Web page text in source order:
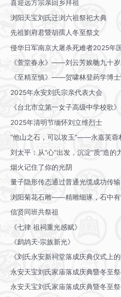
喜迎远方宗亲回乡拜祖
浏阳天宝刘氏迁浏六祖祭祀大典
先祖劉府君暨胡孺人冬至祭文
侵华日军南京大屠杀死难者2025年
《萱堂春永》——刘云芳娭毑九十
《至精至慎》——贺啸林登药学博
2025年永安刘氏宗亲代表大会
《台北市立第一女子高级中学校歌》
2025年清明节缅怀刘立维烈士
“他山之石，可以攻玉”——永嘉芙蓉
刘太平：从“心”出发，沉淀“质”造的
烟火记住了你的光阴
量子隐形传态通过普通光缆成功传输
浏阳菊花石雕——精雕细琢，石中有
信贤同班共祭祖
《七律 祖祠重光感赋》
《鹧鸪天·宗族新光》
《刘氏永安新祠堂落成庆典仪式上的
永安天宝刘氏家庙落成庆典暨冬至
永安天宝刘氏家庙落成庆典暨冬至